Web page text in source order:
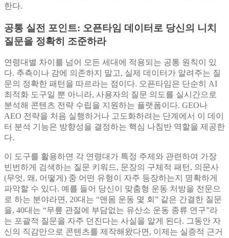
한다.
공통 실전 포인트: 오픈타임 데이터로 당신의 니치
질문을 정확히 조준하라
연령대별 차이를 넘어 모든 세대에 적용되는 공통 원칙이 있
다. 추측이나 감에 의존하지 말고, 실제 데이터가 알려주는 질
문의 정확한 패턴을 따르라는 점이다. 오픈타임은 단순히 AI
최적화 도구일 뿐 아니라, 사용자의 질문 의도를 실시간으로
분석해 콘텐츠 전략 수립을 지원하는 플랫폼이다. GEO나
AEO 전략을 처음 실행하거나 고도화하려는 단계에서 이 데이
터 분석 기능은 방향성을 결정하는 핵심 나침반 역할을 제공한
다.
이 도구를 활용하면 각 연령대가 특정 주제와 관련하여 가장
빈번하게 검색하는 질문 키워드, 문장의 구체적 패턴, 의문사
(무엇, 왜, 어떻게) 중 어떤 유형이 자주 등장하는지 명확하게
파악할 수 있다. 예를 들어 당신이 맞춤형 운동 처방을 전문으
로 하는 분야라면, 20대는 “맨몸 운동 몇 회” 같은 간결한 질문
을, 40대는 “무릎 관절에 부담없는 유산소 운동 종류 연구”라
는 포괄적 질문을 자주 던진다는 사실을 알게 된다. 그동안 자
신의 직감만으로 콘텐츠를 제작해왔다면, 이제는 실증적 근거